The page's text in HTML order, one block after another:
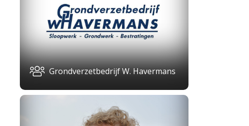
Grondverzetbedrijf W. Havermans